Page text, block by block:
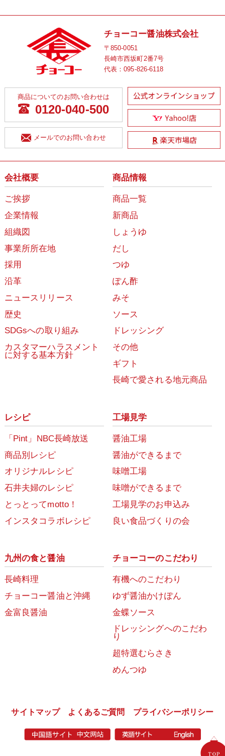
チョーコー醤油株式会社
〒850-0051
長崎市西坂町2番7号
代表：095-826-6118
商品についてのお問い合わせは
0120-040-500
メールでのお問い合わせ
会社概要
ご挨拶
企業情報
組織図
事業所所在地
採用
沿革
ニュースリリース
歴史
SDGsへの取り組み
カスタマーハラスメント
に対する基本方針
商品情報
商品一覧
新商品
しょうゆ
だし
つゆ
ぽん酢
みそ
ソース
ドレッシング
その他
ギフト
長崎で愛される地元商品
レシピ
「Pint」NBC長崎放送
商品別レシピ
オリジナルレシピ
石井夫婦のレシピ
とっとってmotto！
インスタコラボレシピ
工場見学
醤油工場
醤油ができるまで
味噌工場
味噌ができるまで
工場見学のお申込み
良い食品づくりの会
九州の食と醤油
長崎料理
チョーコー醤油と沖縄
金富良醤油
チョーコーのこだわり
有機へのこだわり
ゆず醤油かけぽん
金蝶ソース
ドレッシングへのこだわ
り
超特選むらさき
めんつゆ
サイトマップ よくあるご質問 プライバシーポリシー